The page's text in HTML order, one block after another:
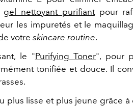
gel nettoyant purifiantpour
les impuretés et le
votre skincare routine.
le "Purifying Toner", pour
tonifiée et douce. Il
plus lisse et plus jeune grâce à